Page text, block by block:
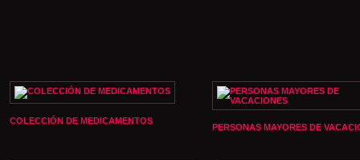
COLECCIÓN DE MEDICAMENTOS
PERSONAS MAYORES DE